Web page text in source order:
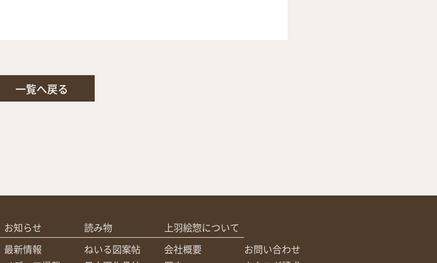
一覧へ戻る
お知らせ
最新情報
読み物
ねいる図案帖
上羽絵惣について
会社概要
お問い合わせ